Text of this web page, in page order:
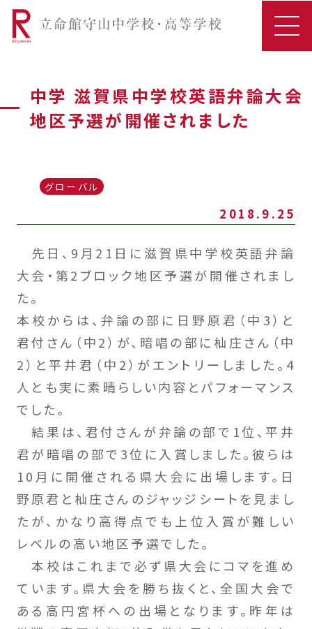
中学 滋賀県中学校英語弁論大会
地区予選が開催されました
グローバル
2018.9.25
先日、9月21日に滋賀県中学校英語弁論
大会・第2ブロック地区予選が開催されまし
た。
本校からは、弁論の部に日野原君（中3）と
君付さん（中2）が、暗唱の部に杣庄さん（中
2）と平井君（中2）がエントリーしました。4
人とも実に素晴らしい内容とパフォーマンス
でした。
結果は、君付さんが弁論の部で1位、平井
君が暗唱の部で3位に入賞しました。彼らは
10月に開催される県大会に出場します。日
野原君と杣庄さんのジャッジシートを見まし
たが、かなり高得点でも上位入賞が難しい
レベルの高い地区予選でした。
本校はこれまで必ず県大会にコマを進め
ています。県大会を勝ち抜くと、全国大会で
ある高円宮杯への出場となります。昨年は